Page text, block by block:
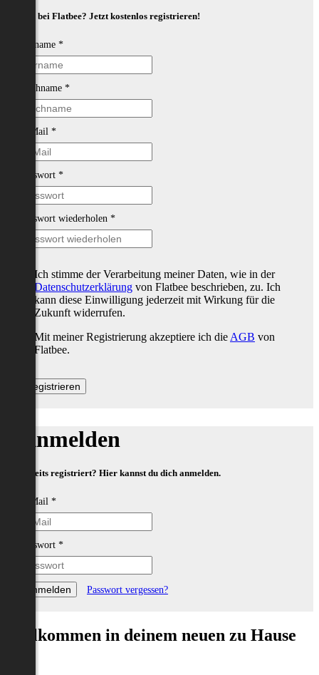
Neu bei Flatbee? Jetzt kostenlos registrieren!
Vorname *
Nachname *
E-Mail *
Passwort *
Passwort wiederholen *
Ich stimme der Verarbeitung meiner Daten, wie in der
Datenschutzerklärung von Flatbee beschrieben, zu. Ich
kann diese Einwilligung jederzeit mit Wirkung für die
Zukunft widerrufen.
Mit meiner Registrierung akzeptiere ich die AGB von
Flatbee.
Anmelden
Bereits registriert? Hier kannst du dich anmelden.
E-Mail *
Passwort *
Passwort vergessen?
Willkommen in deinem neuen zu Hause